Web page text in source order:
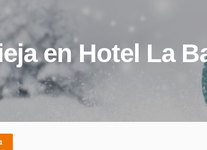
en Hotel La